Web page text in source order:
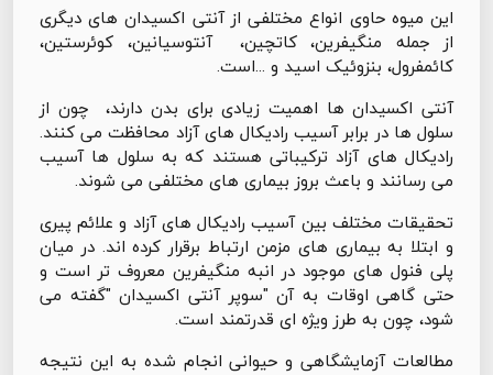
این میوه حاوی انواع مختلفی از آنتی اکسیدان های دیگری
از جمله منگیفرین، کاتچین، آنتوسیانین، کوئرستین،
کائمفرول، بنزوئیک اسید و ...است.
آنتی اکسیدان ها اهمیت زیادی برای بدن دارند، چون از
سلول ها در برابر آسیب رادیکال های آزاد محافظت می کنند.
رادیکال های آزاد ترکیباتی هستند که به سلول ها آسیب
می رسانند و باعث بروز بیماری های مختلفی می شوند.
تحقیقات مختلف بین آسیب رادیکال های آزاد و علائم پیری
و ابتلا به بیماری های مزمن ارتباط برقرار کرده اند. در میان
پلی فنول های موجود در انبه منگیفرین معروف تر است و
حتی گاهی اوقات به آن "سوپر آنتی اکسیدان "گفته می
شود، چون به طرز ویژه ای قدرتمند است.
مطالعات آزمایشگاهی و حیوانی انجام شده به این نتیجه